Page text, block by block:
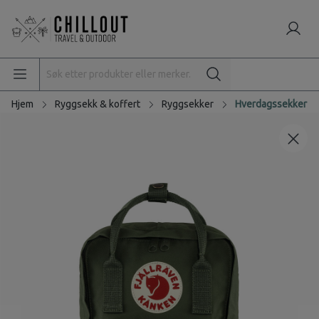
Hjem Ryggsekk & koffert Ryggsekker Hverdagssekker